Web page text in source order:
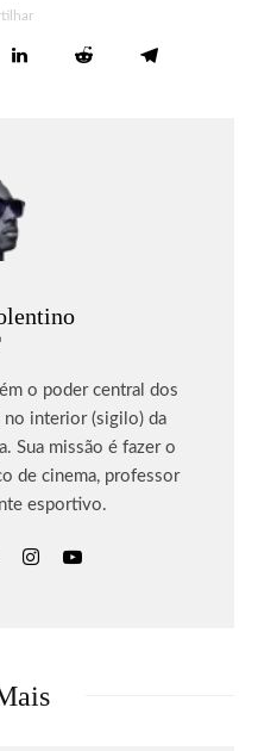
o poder central dos
no interior (sigilo) da
Sua missão é fazer o
de cinema, professor
esportivo.